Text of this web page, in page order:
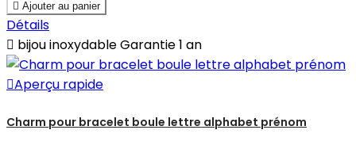
 Ajouter au panier
Détails
 bijou inoxydable Garantie 1 an
Aperçu rapide
Charm pour bracelet boule lettre alphabet prénom